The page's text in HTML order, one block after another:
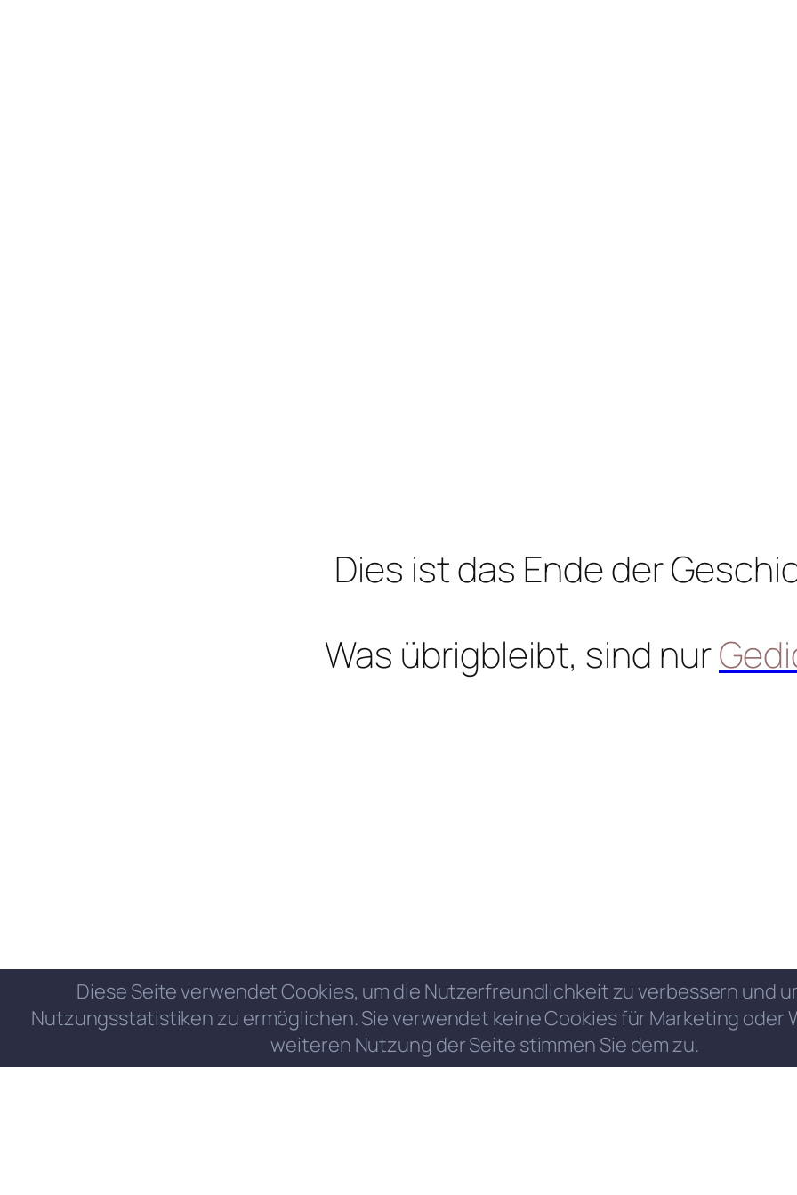
Dies ist das Ende der
Was übrigbleibt, sind nur
Diese Seite verwendet Cookies, um die Nutzerfreundlichkeit zu verbessern und
Nutzungsstatistiken zu ermöglichen. Sie verwendet keine Cookies für Marketing oder
weiteren Nutzung der Seite stimmen Sie dem zu.